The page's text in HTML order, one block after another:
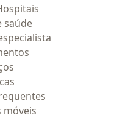
saúde
móveis